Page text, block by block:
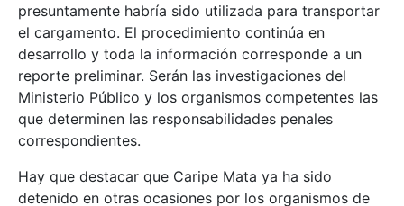
presuntamente habría sido utilizada para transportar
el cargamento. El procedimiento continúa en
desarrollo y toda la información corresponde a un
reporte preliminar. Serán las investigaciones del
Ministerio Público y los organismos competentes las
que determinen las responsabilidades penales
correspondientes.
Hay que destacar que Caripe Mata ya ha sido
detenido en otras ocasiones por los organismos de